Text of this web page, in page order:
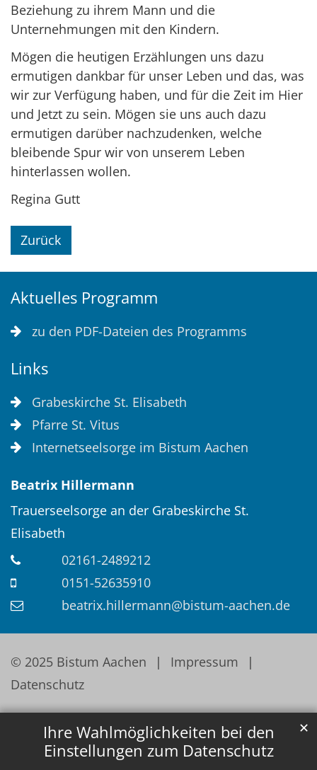
Ihre Wahlmöglichkeiten bei den
Einstellungen zum Datenschutz
✕
Beziehung zu ihrem Mann und die
Unternehmungen mit den Kindern.
Mögen die heutigen Erzählungen uns dazu
ermutigen dankbar für unser Leben und das, was
wir zur Verfügung haben, und für die Zeit im Hier
und Jetzt zu sein. Mögen sie uns auch dazu
ermutigen darüber nachzudenken, welche
bleibende Spur wir von unserem Leben
hinterlassen wollen.
Regina Gutt
Zurück
Aktuelles Programm
zu den PDF-Dateien des Programms
Links
Grabeskirche St. Elisabeth
Pfarre St. Vitus
Internetseelsorge im Bistum Aachen
Beatrix Hillermann
Trauerseelsorge an der Grabeskirche St.
Elisabeth
02161-2489212
0151-52635910
beatrix.hillermann@bistum-aachen.de
© 2025 Bistum Aachen
Impressum
Datenschutz